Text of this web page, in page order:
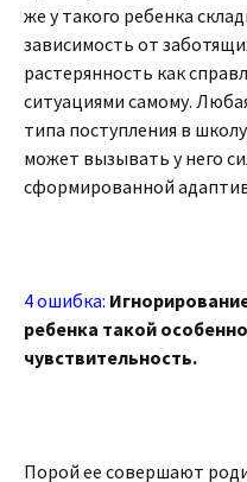
же у такого ребенка
зависимость от
растерянность как
ситуациями самому.
типа поступления в
может вызывать у него
сформированной
4 ошибка:
ребенка такой
чувствительность.
Порой ее совершают